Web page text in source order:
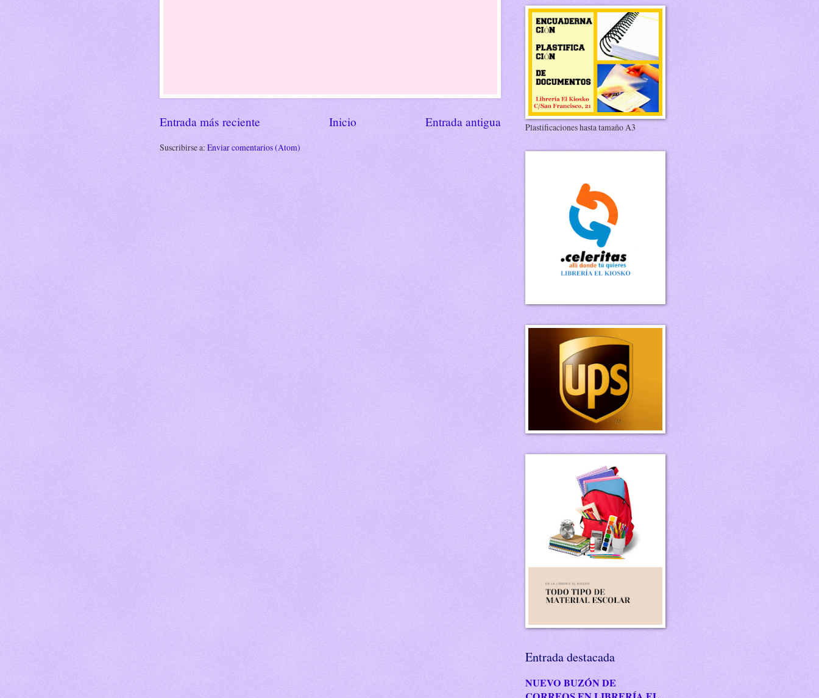
Entrada más reciente Entrada antigua
Inicio
Suscribirse a: Enviar comentarios (Atom)
Plastificaciones hasta tamaño A3
Entrada destacada
NUEVO BUZÓN DE